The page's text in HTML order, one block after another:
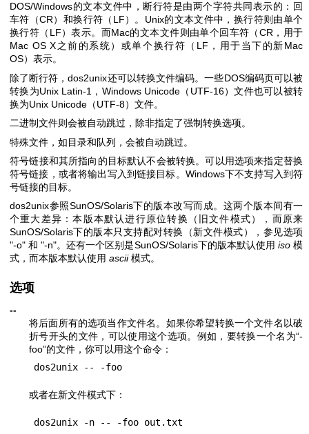
DOS/Windows的文本文件中，断行符是由两个字符共同表示的：回
车符（CR）和换行符（LF）。Unix的文本文件中，换行符则由单个
换行符（LF）表示。而Mac的文本文件则由单个回车符（CR，用于
Mac OS X之前的系统）或单个换行符（LF，用于当下的新Mac
OS）表示。
除了断行符，dos2unix还可以转换文件编码。一些DOS编码页可以被
转换为Unix Latin-1，Windows Unicode（UTF-16）文件也可以被转
换为Unix Unicode（UTF-8）文件。
二进制文件则会被自动跳过，除非指定了强制转换选项。
特殊文件，如目录和队列，会被自动跳过。
符号链接和其所指向的目标默认不会被转换。可以用选项来指定替换
符号链接，或者将输出写入到链接目标。Windows下不支持写入到符
号链接的目标。
dos2unix参照SunOS/Solaris下的版本改写而成。这两个版本间有一
个重大差异：本版本默认进行原位转换（旧文件模式），而原来
SunOS/Solaris下的版本只支持配对转换（新文件模式），参见选项
"-o" 和"-n"。还有一个区别是SunOS/Solaris下的版本默认使用 iso模
式，而本版本默认使用 ascii模式。
选项
--
将后面所有的选项当作文件名。如果你希望转换一个文件名以破
折号开头的文件，可以使用这个选项。例如，要转换一个名为“-
foo”的文件，你可以用这个命令：
或者在新文件模式下：